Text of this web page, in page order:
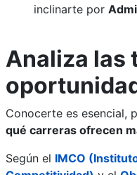
inclinarte por
Analiza las
Conocerte es esencial,
qué carreras ofrecen
Según el IMCO